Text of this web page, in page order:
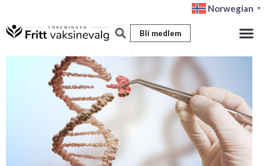
til
Norwegian ▼
Bli medlem